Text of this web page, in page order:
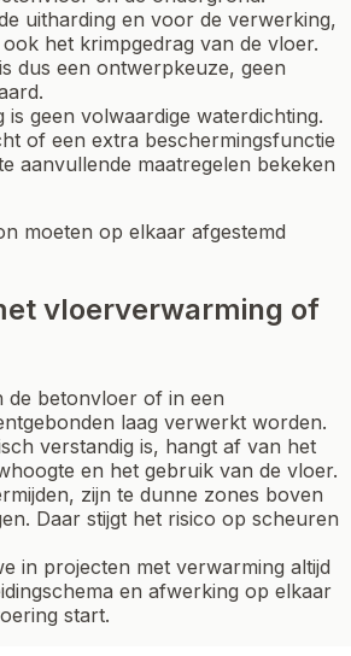
uitharding en voor de verwerking,
het krimpgedrag van de vloer.
dus een ontwerpkeuze, geen
is geen volwaardige waterdichting.
of een extra beschermingsfunctie
aanvullende maatregelen bekeken
moeten op elkaar afgestemd
vloerverwarming of
de betonvloer of in een
laag verwerkt worden.
verstandig is, hangt af van het
en het gebruik van de vloer.
zijn te dunne zones boven
Daar stijgt het risico op scheuren
in projecten met verwarming altijd
en afwerking op elkaar
start.